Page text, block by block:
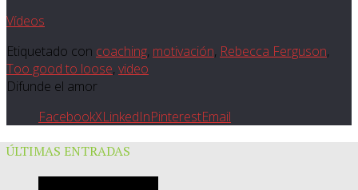
Vídeos
Etiquetado con coaching, motivación, Rebecca Ferguson,
Too good to loose, video
Difunde el amor
FacebookXLinkedInPinterestEmail
ÚLTIMAS ENTRADAS